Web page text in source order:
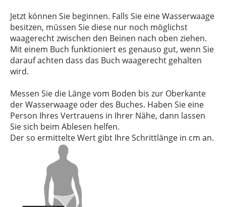
Jetzt können Sie beginnen. Falls Sie eine Wasserwaage
besitzen, müssen Sie diese nur noch möglichst
waagerecht zwischen den Beinen nach oben ziehen.
Mit einem Buch funktioniert es genauso gut, wenn Sie
darauf achten dass das Buch waagerecht gehalten
wird.
Messen Sie die Länge vom Boden bis zur Oberkante
der Wasserwaage oder des Buches. Haben Sie eine
Person Ihres Vertrauens in Ihrer Nähe, dann lassen
Sie sich beim Ablesen helfen.
Der so ermittelte Wert gibt Ihre Schrittlänge in cm an.